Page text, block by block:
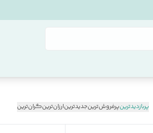
پربازدیدترینپرفروش‌ترینجدیدترینارزان‌ترینگران‌ترین